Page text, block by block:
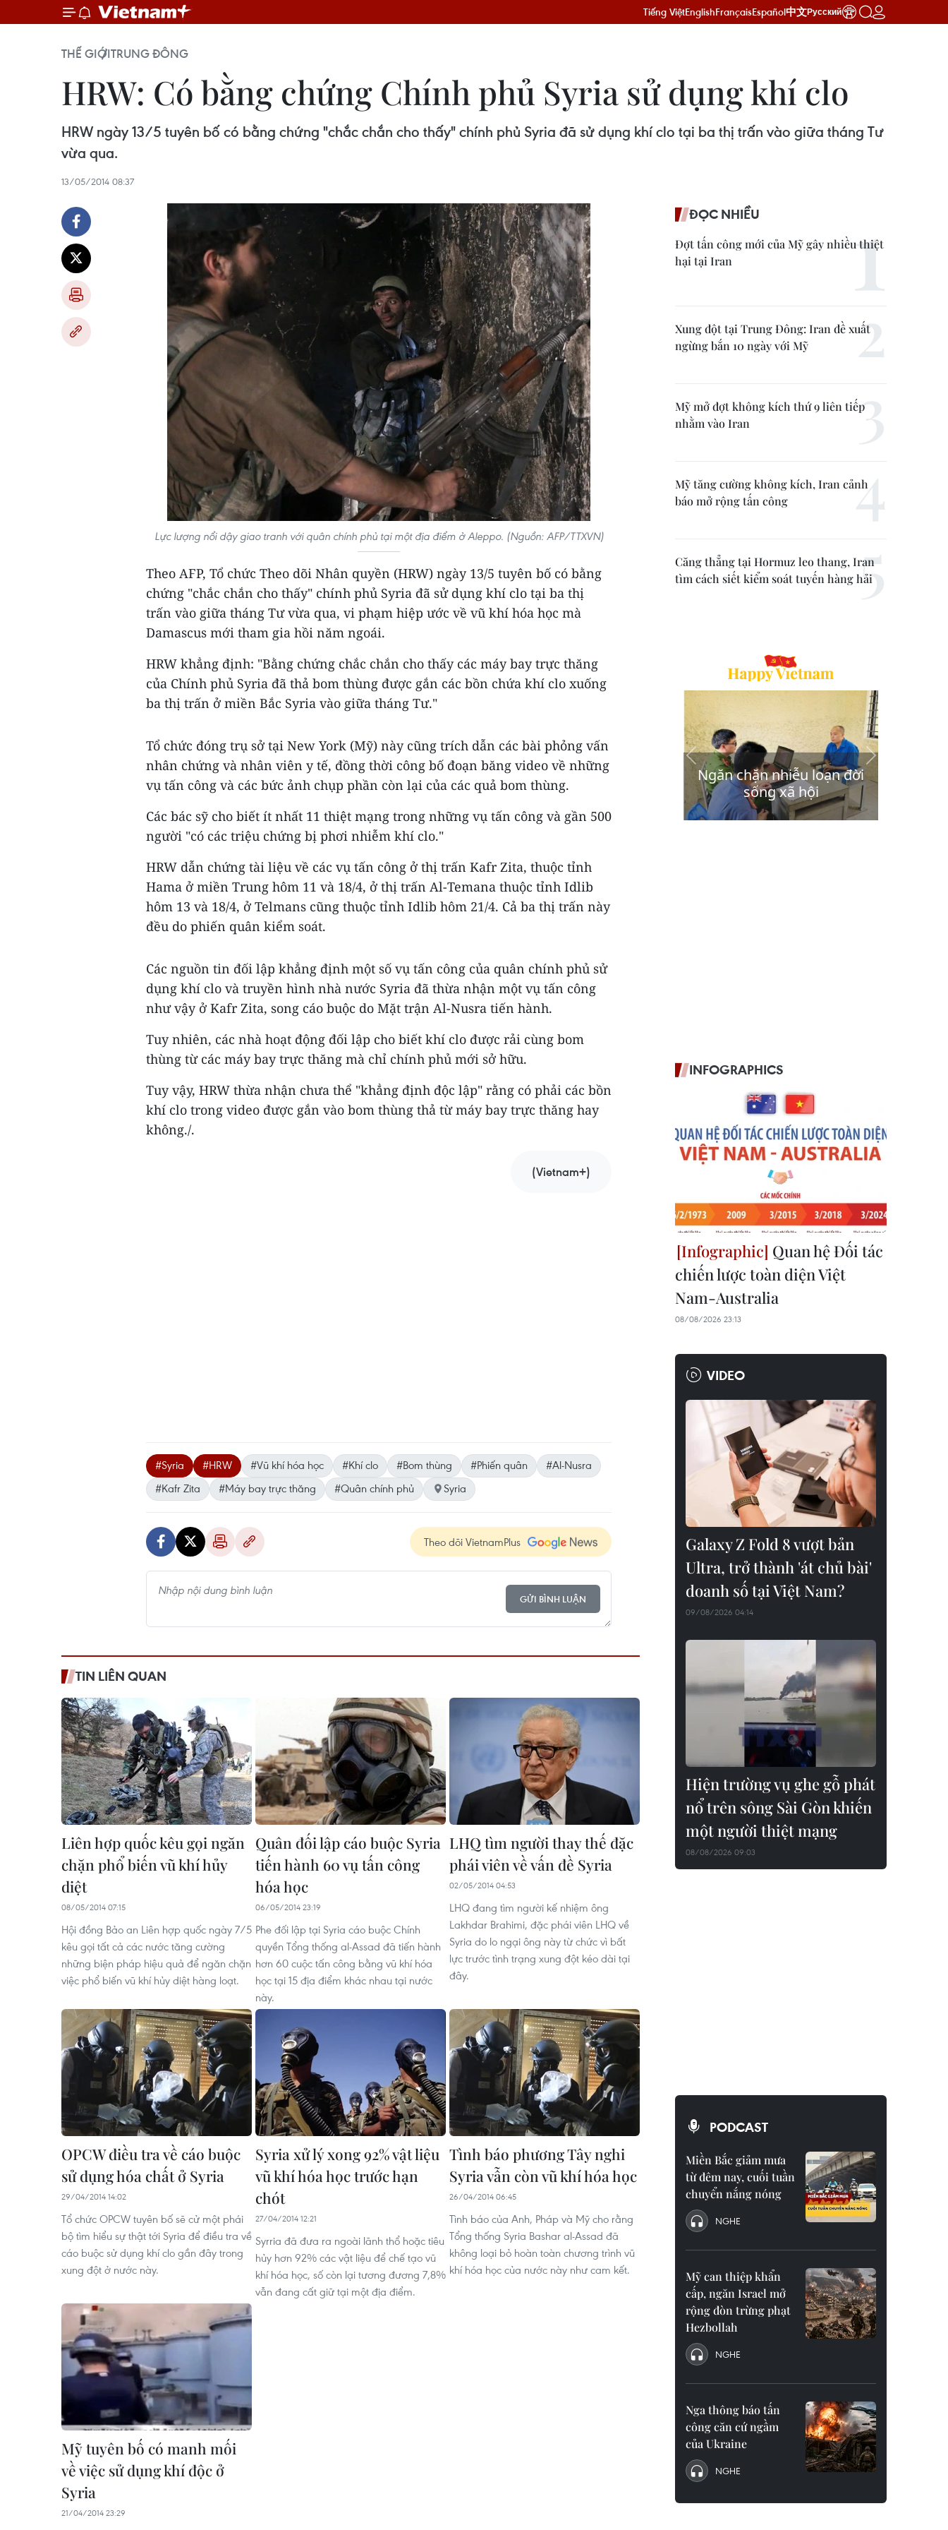
Tiếng ViệtEnglishFrançaisEspañol中文Русский
THẾ GIỚITRUNG ĐÔNG
HRW: Có bằng chứng Chính phủ Syria sử dụng khí clo
HRW ngày 13/5 tuyên bố có bằng chứng "chắc chắn cho thấy" chính phủ Syria đã sử dụng khí clo tại ba thị trấn vào giữa tháng Tư
vừa qua.
13/05/2014 08:37
Lực lượng nổi dậy giao tranh với quân chính phủ tại một địa điểm ở Aleppo. (Nguồn: AFP/TTXVN)
Theo AFP, Tổ chức Theo dõi Nhân quyền (HRW) ngày 13/5 tuyên bố có bằng
chứng "chắc chắn cho thấy" chính phủ Syria đã sử dụng khí clo tại ba thị
trấn vào giữa tháng Tư vừa qua, vi phạm hiệp ước về vũ khí hóa học mà
Damascus mới tham gia hồi năm ngoái.
HRW khẳng định: "Bằng chứng chắc chắn cho thấy các máy bay trực thăng
của Chính phủ Syria đã thả bom thùng được gắn các bồn chứa khí clo xuống
ba thị trấn ở miền Bắc Syria vào giữa tháng Tư."
Tổ chức đóng trụ sở tại New York (Mỹ) này cũng trích dẫn các bài phỏng vấn
nhân chứng và nhân viên y tế, đồng thời công bố đoạn băng video về những
vụ tấn công và các bức ảnh chụp phần còn lại của các quả bom thùng.
Các bác sỹ cho biết ít nhất 11 thiệt mạng trong những vụ tấn công và gần 500
người "có các triệu chứng bị phơi nhiễm khí clo."
HRW dẫn chứng tài liệu về các vụ tấn công ở thị trấn Kafr Zita, thuộc tỉnh
Hama ở miền Trung hôm 11 và 18/4, ở thị trấn Al-Temana thuộc tỉnh Idlib
hôm 13 và 18/4, ở Telmans cũng thuộc tỉnh Idlib hôm 21/4. Cả ba thị trấn này
đều do phiến quân kiểm soát.
Các nguồn tin đối lập khẳng định một số vụ tấn công của quân chính phủ sử
dụng khí clo và truyền hình nhà nước Syria đã thừa nhận một vụ tấn công
như vậy ở Kafr Zita, song cáo buộc do Mặt trận Al-Nusra tiến hành.
Tuy nhiên, các nhà hoạt động đối lập cho biết khí clo được rải cùng bom
thùng từ các máy bay trực thăng mà chỉ chính phủ mới sở hữu.
Tuy vậy, HRW thừa nhận chưa thể "khẳng định độc lập" rằng có phải các bồn
khí clo trong video được gắn vào bom thùng thả từ máy bay trực thăng hay
không./.
(Vietnam+)
#Syria #HRW #Vũ khí hóa học #Khí clo #Bom thùng #Phiến quân
#Al-Nusra
#Kafr Zita
#Máy bay trực thăng #Quân chính phủ Syria
Theo dõi VietnamPlus
GỬI BÌNH LUẬN
TIN LIÊN QUAN
Liên hợp quốc kêu gọi ngăn
chặn phổ biến vũ khí hủy
diệt
08/05/2014 07:15
Hội đồng Bảo an Liên hợp quốc ngày 7/5
kêu gọi tất cả các nước tăng cường
những biện pháp hiệu quả để ngăn chặn
việc phổ biến vũ khí hủy diệt hàng loạt.
Quân đối lập cáo buộc Syria
tiến hành 60 vụ tấn công
hóa học
06/05/2014 23:19
Phe đối lập tại Syria cáo buộc Chính
quyền Tổng thống al-Assad đã tiến hành
hơn 60 cuộc tấn công bằng vũ khí hóa
học tại 15 địa điểm khác nhau tại nước
này.
LHQ tìm người thay thế đặc
phái viên về vấn đề Syria
02/05/2014 04:53
LHQ đang tìm người kế nhiệm ông
Lakhdar Brahimi, đặc phái viên LHQ về
Syria do lo ngại ông này từ chức vì bất
lực trước tình trạng xung đột kéo dài tại
đây.
OPCW điều tra về cáo buộc
sử dụng hóa chất ở Syria
29/04/2014 14:02
Tổ chức OPCW tuyên bố sẽ cử một phái
bộ tìm hiểu sự thật tới Syria để điều tra về
cáo buộc sử dụng khí clo gần đây trong
xung đột ở nước này.
Syria xử lý xong 92% vật liệu
vũ khí hóa học trước hạn
chót
27/04/2014 12:21
Syrria đã đưa ra ngoài lãnh thổ hoặc tiêu
hủy hơn 92% các vật liệu để chế tạo vũ
khí hóa học, số còn lại tương đương 7,8%
vẫn đang cất giữ tại một địa điểm.
Tình báo phương Tây nghi
Syria vẫn còn vũ khí hóa học
26/04/2014 06:45
Tình báo của Anh, Pháp và Mỹ cho rằng
Tổng thống Syria Bashar al-Assad đã
không loại bỏ hoàn toàn chương trình vũ
khí hóa học của nước này như cam kết.
Mỹ tuyên bố có manh mối
về việc sử dụng khí độc ở
Syria
21/04/2014 23:29
ĐỌC NHIỀU
Đợt tấn công mới của Mỹ gây nhiều thiệt
hại tại Iran
Xung đột tại Trung Đông: Iran đề xuất
ngừng bắn 10 ngày với Mỹ
Mỹ mở đợt không kích thứ 9 liên tiếp
nhằm vào Iran
Mỹ tăng cường không kích, Iran cảnh
báo mở rộng tấn công
Căng thẳng tại Hormuz leo thang, Iran
tìm cách siết kiểm soát tuyến hàng hải
INFOGRAPHICS
Quan hệ Đối tác
chiến lược toàn diện Việt
Nam-Australia
08/08/2026 23:13
VIDEO
Galaxy Z Fold 8 vượt bản
Ultra, trở thành 'át chủ bài'
doanh số tại Việt Nam?
09/08/2026 04:14
Hiện trường vụ ghe gỗ phát
nổ trên sông Sài Gòn khiến
một người thiệt mạng
08/08/2026 09:03
PODCAST
Miền Bắc giảm mưa
từ đêm nay, cuối tuần
chuyển nắng nóng
NGHE
Mỹ can thiệp khẩn
cấp, ngăn Israel mở
rộng đòn trừng phạt
Hezbollah
NGHE
Nga thông báo tấn
công căn cứ ngầm
của Ukraine
NGHE